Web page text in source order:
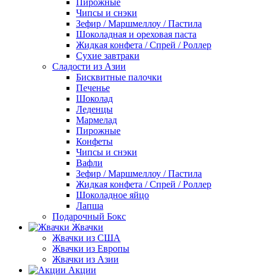
Пирожные
Чипсы и снэки
Зефир / Маршмеллоу / Пастила
Шоколадная и ореховая паста
Жидкая конфета / Спрей / Роллер
Сухие завтраки
Сладости из Азии
Бисквитные палочки
Печенье
Шоколад
Леденцы
Мармелад
Пирожные
Конфеты
Чипсы и снэки
Вафли
Зефир / Маршмеллоу / Пастила
Жидкая конфета / Спрей / Роллер
Шоколадное яйцо
Лапша
Подарочный Бокс
Жвачки
Жвачки из США
Жвачки из Европы
Жвачки из Азии
Акции